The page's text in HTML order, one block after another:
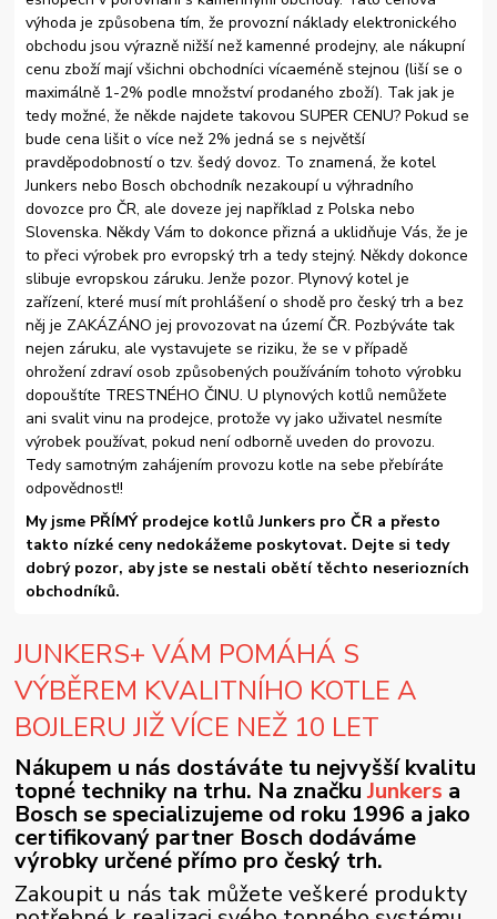
výhoda je způsobena tím, že provozní náklady elektronického
obchodu jsou výrazně nižší než kamenné prodejny, ale nákupní
cenu zboží mají všichni obchodníci vícaeméně stejnou (liší se o
maximálně 1-2% podle množství prodaného zboží). Tak jak je
tedy možné, že někde najdete takovou SUPER CENU? Pokud se
bude cena lišit o více než 2% jedná se s největší
pravděpodobností o tzv. šedý dovoz. To znamená, že kotel
Junkers nebo Bosch obchodník nezakoupí u výhradního
dovozce pro ČR, ale doveze jej například z Polska nebo
Slovenska. Někdy Vám to dokonce přizná a uklidňuje Vás, že je
to přeci výrobek pro evropský trh a tedy stejný. Někdy dokonce
slibuje evropskou záruku. Jenže pozor. Plynový kotel je
zařízení, které musí mít prohlášení o shodě pro český trh a bez
něj je ZAKÁZÁNO jej provozovat na území ČR. Pozbýváte tak
nejen záruku, ale vystavujete se riziku, že se v případě
ohrožení zdraví osob způsobených používáním tohoto výrobku
dopouštíte TRESTNÉHO ČINU. U plynových kotlů nemůžete
ani svalit vinu na prodejce, protože vy jako uživatel nesmíte
výrobek používat, pokud není odborně uveden do provozu.
Tedy samotným zahájením provozu kotle na sebe přebíráte
odpovědnost!!
My jsme PŘÍMÝ prodejce kotlů Junkers pro ČR a přesto
takto nízké ceny nedokážeme poskytovat. Dejte si tedy
dobrý pozor, aby jste se nestali obětí těchto neseriozních
obchodníků.
JUNKERS+ VÁM POMÁHÁ S
VÝBĚREM KVALITNÍHO KOTLE A
BOJLERU JIŽ VÍCE NEŽ 10 LET
Nákupem u nás dostáváte tu nejvyšší kvalitu
topné techniky na trhu. Na značkuJunkers a
Bosch se specializujeme od roku 1996 a jako
certifikovaný partner Bosch dodáváme
výrobky určené přímo pro český trh.
Zakoupit u nás tak můžete veškeré produkty